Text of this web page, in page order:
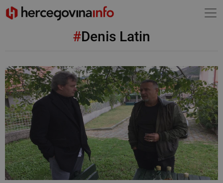
#Denis Latin